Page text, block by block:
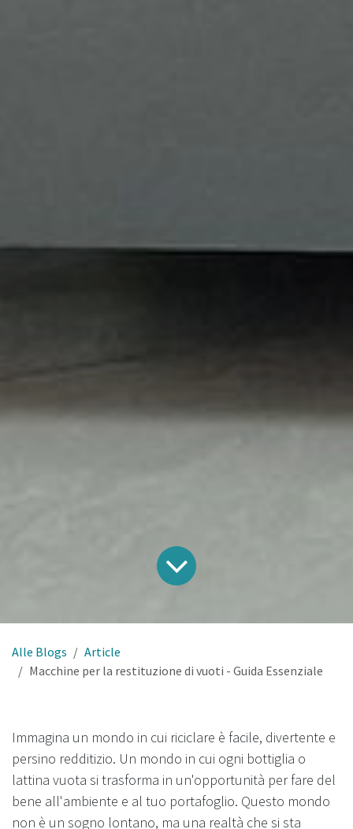
Alle Blogs
Article
Macchine per la restituzione di vuoti - Guida Essenziale
Immagina un mondo in cui riciclare è facile, divertente e
persino redditizio. Un mondo in cui ogni bottiglia o
lattina vuota si trasforma in un'opportunità per fare del
bene all'ambiente e al tuo portafoglio. Questo mondo
non è un sogno lontano, ma una realtà che si sta